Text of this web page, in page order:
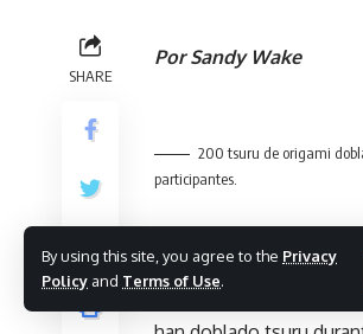
By using this site, you agree to the Privacy
Policy and Terms of Use.
SHARE
Por Sandy Wake
200 tsuru de origami
participantes.
Las personas en
Casa Blanca junto con
solicitan asilo y todos